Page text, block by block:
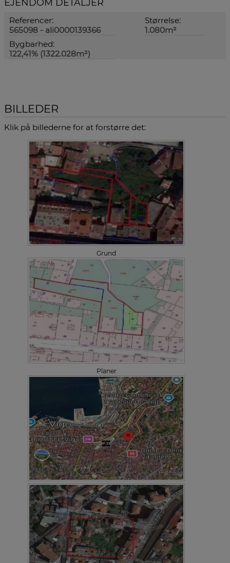
Referencer:
565098 - ali0000139366
Størrelse:
1.080m²
Bygbarhed:
122,41% (1322.028m²)
BILLEDER
Klik på billederne for at forstørre det:
Grund
Planer